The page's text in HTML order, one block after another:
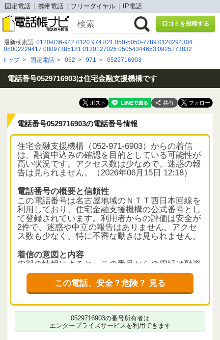
固定電話 携帯電話 フリーダイヤル IP電話
口コミを投稿する
最新検索語: 0120-036-942 0120 974 821 050-5050-7789 0120294304
08002229417 08097385121 0120127026 05054344653 0925173832
07054199104 0120537356
0120616877 08000808333 05057831470 0432610825
0436366998 09054984668 07065624872 0361610279 05035030177
05031093664
トップ> 固定電話 > 052 > 971 > 0529716903
電話番号0529716903は住宅金融支援機構です
共有
電話番号0529716903の電話番号情報
住宅金融支援機構（052-971-6903）からの着信
は、融資申込みの確認を目的としている可能性が
高い状況です。アクセス数は少なめで、迷惑の報
告は見られません。（2026年06月15日 12:18）
電話番号の概要と信頼性
この電話番号は名古屋地域のＮＴＴ西日本回線を
利用しており、住宅金融支援機構の公式番号とし
て登録されています。利用者からの評価は安全が
2件で、迷惑や中立の報告はありません。アクセ
ス数も少なく、特に不審な動きは見られません。
着信の意図と内容
内部の情報によると、この番号からの電話は融資
申込みに関する確認連絡であることが示されてい
ます。住宅関連の融資申込みをされた方に対し
て、手続きの進捗や必要事項の確認を行うための
クチコミ状況と注意点
現時点で利用者からの具体的なクチコミは確認で
この電話、安全？危険？ 見る
0529716903の番号所有者は
エンタープライズサービスを利用できます